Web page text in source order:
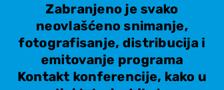
Zabranjeno je svako
neovlašćeno snimanje,
fotografisanje, distribucija i
emitovanje programa
Kontakt konferencije, kako u